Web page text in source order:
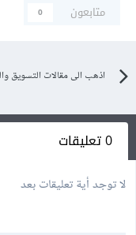
متابعون
0
اذهب الى مقالات التسويق
0 تعليقات
لا توجد أية تعليقات بعد